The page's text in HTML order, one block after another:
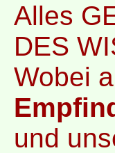
Alles
DES
Wobei
und